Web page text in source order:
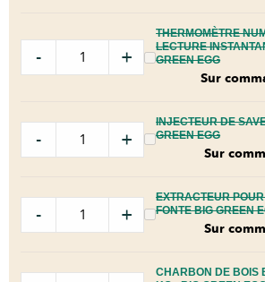
THERMOMÈTRE
LECTURE
GREEN EGG
Sur
- +
INJECTEUR DE
GREEN EGG
Sur
- +
EXTRACTEUR
FONTE BIG GREEN
Sur
- +
CHARBON DE BOIS